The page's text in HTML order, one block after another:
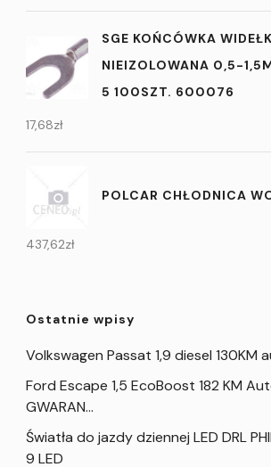
SGE KOŃCÓWKA
NIEIZOLOWANA 0,5-
5 100SZT. 600076
17,68zł
POLCAR CHŁODNICA
437,62zł
Ostatnie wpisy
Volkswagen Passat 1,9 diesel 130KM
Ford Escape 1,5 EcoBoost 182 KM
GWARAN…
Światła do jazdy dziennej LED DRL
9 LED